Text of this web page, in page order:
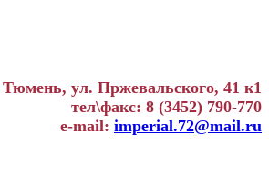
Тюмень, ул. Пржевальского, 41 к1
тел\факс: 8 (3452) 790-770
e-mail: imperial.72@mail.ru